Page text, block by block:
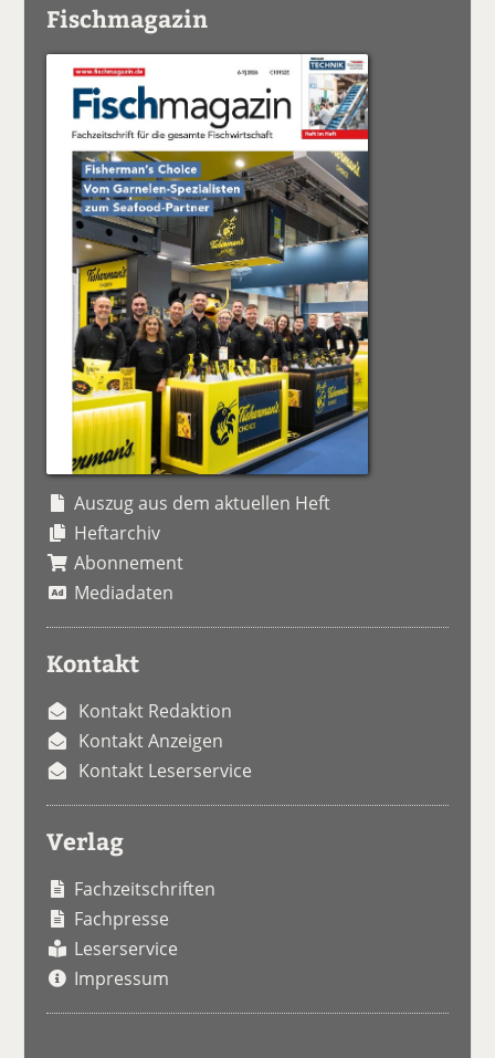
Fischmagazin
Auszug aus dem aktuellen Heft
Heftarchiv
Abonnement
Mediadaten
Kontakt
Kontakt Redaktion
Kontakt Anzeigen
Kontakt Leserservice
Verlag
Fachzeitschriften
Fachpresse
Leserservice
Impressum